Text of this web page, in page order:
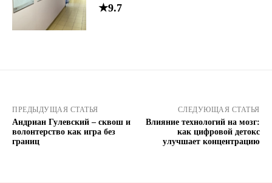
★9.7
ПРЕДЫДУЩАЯ СТАТЬЯ
Андриан Гулевский – сквош и
волонтерство как игра без
границ
СЛЕДУЮЩАЯ СТАТЬЯ
Влияние технологий на мозг:
как цифровой детокс
улучшает концентрацию